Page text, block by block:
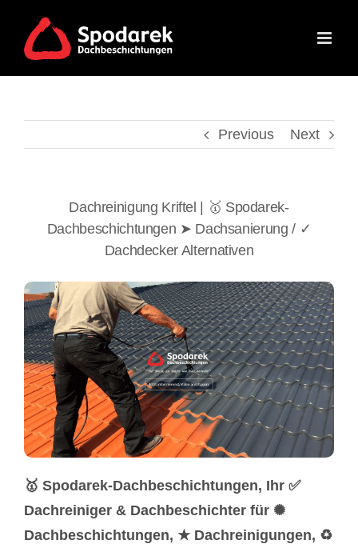
content
Previous Next
Dachreinigung Kriftel | 🥇 Spodarek-
Dachbeschichtungen ➤ Dachsanierung / ✓
Dachdecker Alternativen
🥇 Spodarek-Dachbeschichtungen, Ihr ✅
Dachreiniger & Dachbeschichter für ✺
Dachbeschichtungen, ★ Dachreinigungen, ♻